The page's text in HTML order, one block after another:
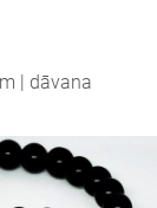
| dāvana